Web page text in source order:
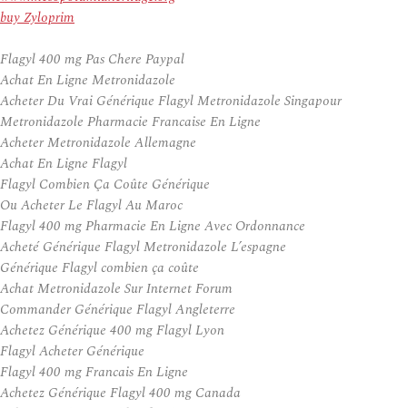
buy Zyloprim
Flagyl 400 mg Pas Chere Paypal
Achat En Ligne Metronidazole
Acheter Du Vrai Générique Flagyl Metronidazole Singapour
Metronidazole Pharmacie Francaise En Ligne
Acheter Metronidazole Allemagne
Achat En Ligne Flagyl
Flagyl Combien Ça Coûte Générique
Ou Acheter Le Flagyl Au Maroc
Flagyl 400 mg Pharmacie En Ligne Avec Ordonnance
Acheté Générique Flagyl Metronidazole L’espagne
Générique Flagyl combien ça coûte
Achat Metronidazole Sur Internet Forum
Commander Générique Flagyl Angleterre
Achetez Générique 400 mg Flagyl Lyon
Flagyl Acheter Générique
Flagyl 400 mg Francais En Ligne
Achetez Générique Flagyl 400 mg Canada